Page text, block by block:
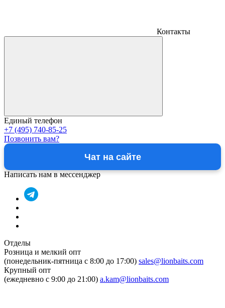
Контакты
Единый телефон
+7 (495) 740-85-25
Позвонить вам?
Чат на сайте
Написать нам в мессенджер
Отделы
Розница и мелкий опт
(понедельник-пятница c 8:00 до 17:00) sales@lionbaits.com
Крупный опт
(ежедневно с 9:00 до 21:00) a.kam@lionbaits.com